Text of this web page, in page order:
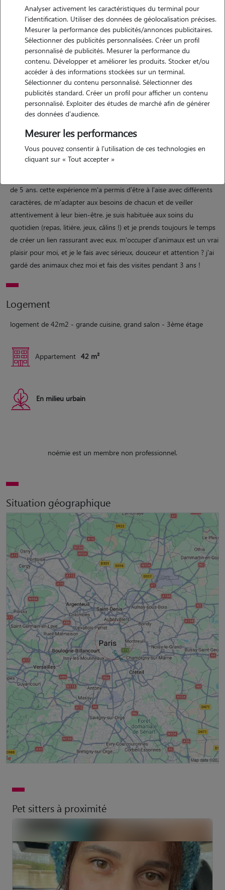
Motivation
j'ai toujours vécu avec un chat, donc m'occuper d'animaux, ça me
parle vraiment ! j'adore leur présence, leur caractère, et créer un lien
avec eux. je suis habituée à prendre soin, à être attentive et
responsable au quotidien. garder des animaux, pour moi, c'est un vrai
plaisir plus qu'une contrainte. j'ai hâte de partager du temps avec
eux, de jouer, de les chouchouter et de veiller à leur bien-être ??
Expérience
de 5 ans. cette expérience m'a permis d'être à l'aise avec différents
caractères, de m'adapter aux besoins de chacun et de veiller
attentivement à leur bien-être. je suis habituée aux soins du
quotidien (repas, litière, jeux, câlins !) et je prends toujours le temps
de créer un lien rassurant avec eux. m'occuper d'animaux est un vrai
plaisir pour moi, et je le fais avec sérieux, douceur et attention ? j'ai
gardé des animaux chez moi et fais des visites pendant 3 ans !
Logement
logement de 42m2 - grande cuisine, grand salon - 3ème étage
Appartement 42 m²
En milieu urbain
noémie est un membre non professionnel.
Situation géographique
Pet sitters à proximité
Analyser activement les caractéristiques du terminal pour
l'identification. Utiliser des données de géolocalisation précises.
Mesurer la performance des publicités/annonces publicitaires.
Sélectionner des publicités personnalisées. Créer un profil
personnalisé de publicités. Mesurer la performance du
contenu. Développer et améliorer les produits. Stocker et/ou
accéder à des informations stockées sur un terminal.
Sélectionner du contenu personnalisé. Sélectionner des
publicités standard. Créer un profil pour afficher un contenu
personnalisé. Exploiter des études de marché afin de générer
des données d'audience.
Mesurer les performances
Vous pouvez consentir à l'utilisation de ces technologies en
cliquant sur « Tout accepter »